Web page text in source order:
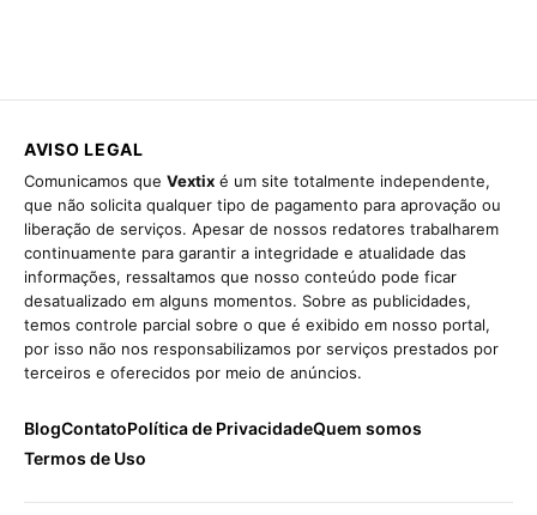
AVISO LEGAL
Comunicamos que Vextix é um site totalmente independente,
que não solicita qualquer tipo de pagamento para aprovação ou
liberação de serviços. Apesar de nossos redatores trabalharem
continuamente para garantir a integridade e atualidade das
informações, ressaltamos que nosso conteúdo pode ficar
desatualizado em alguns momentos. Sobre as publicidades,
temos controle parcial sobre o que é exibido em nosso portal,
por isso não nos responsabilizamos por serviços prestados por
terceiros e oferecidos por meio de anúncios.
BlogContatoPolítica de PrivacidadeQuem somos
Termos de Uso